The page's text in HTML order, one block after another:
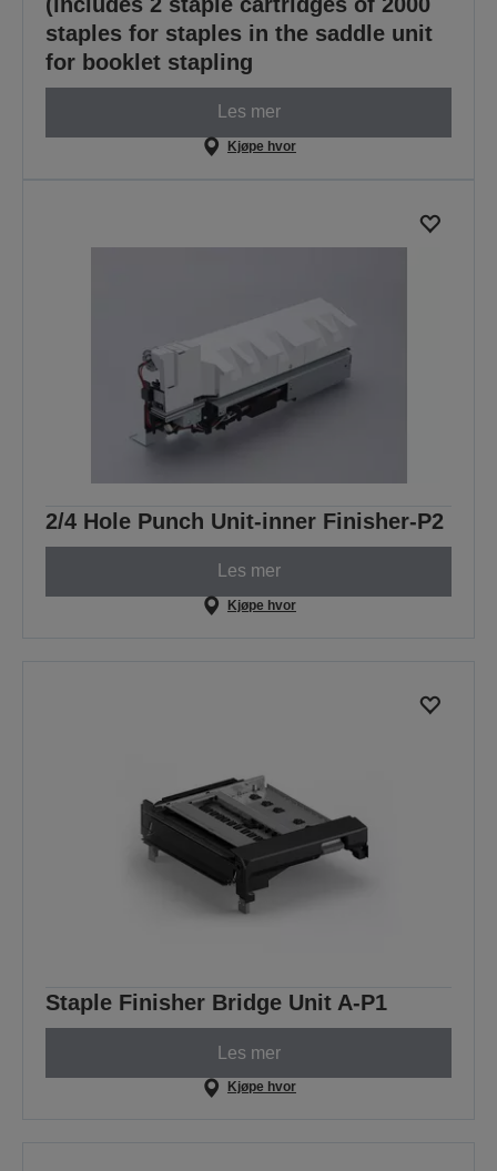
staples for staples in the saddle unit
for booklet stapling
Les mer
Kjøpe hvor
2/4 Hole Punch Unit-inner Finisher-P2
Les mer
Kjøpe hvor
Staple Finisher Bridge Unit A-P1
Les mer
Kjøpe hvor